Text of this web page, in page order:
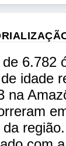
6.782
idade
na